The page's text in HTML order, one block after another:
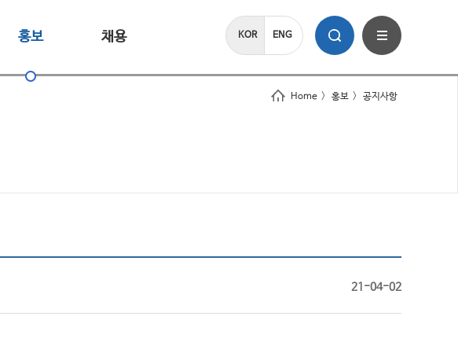
KOR ENG
홍보 채용
Home > 홍보 > 공지사항
21-04-02